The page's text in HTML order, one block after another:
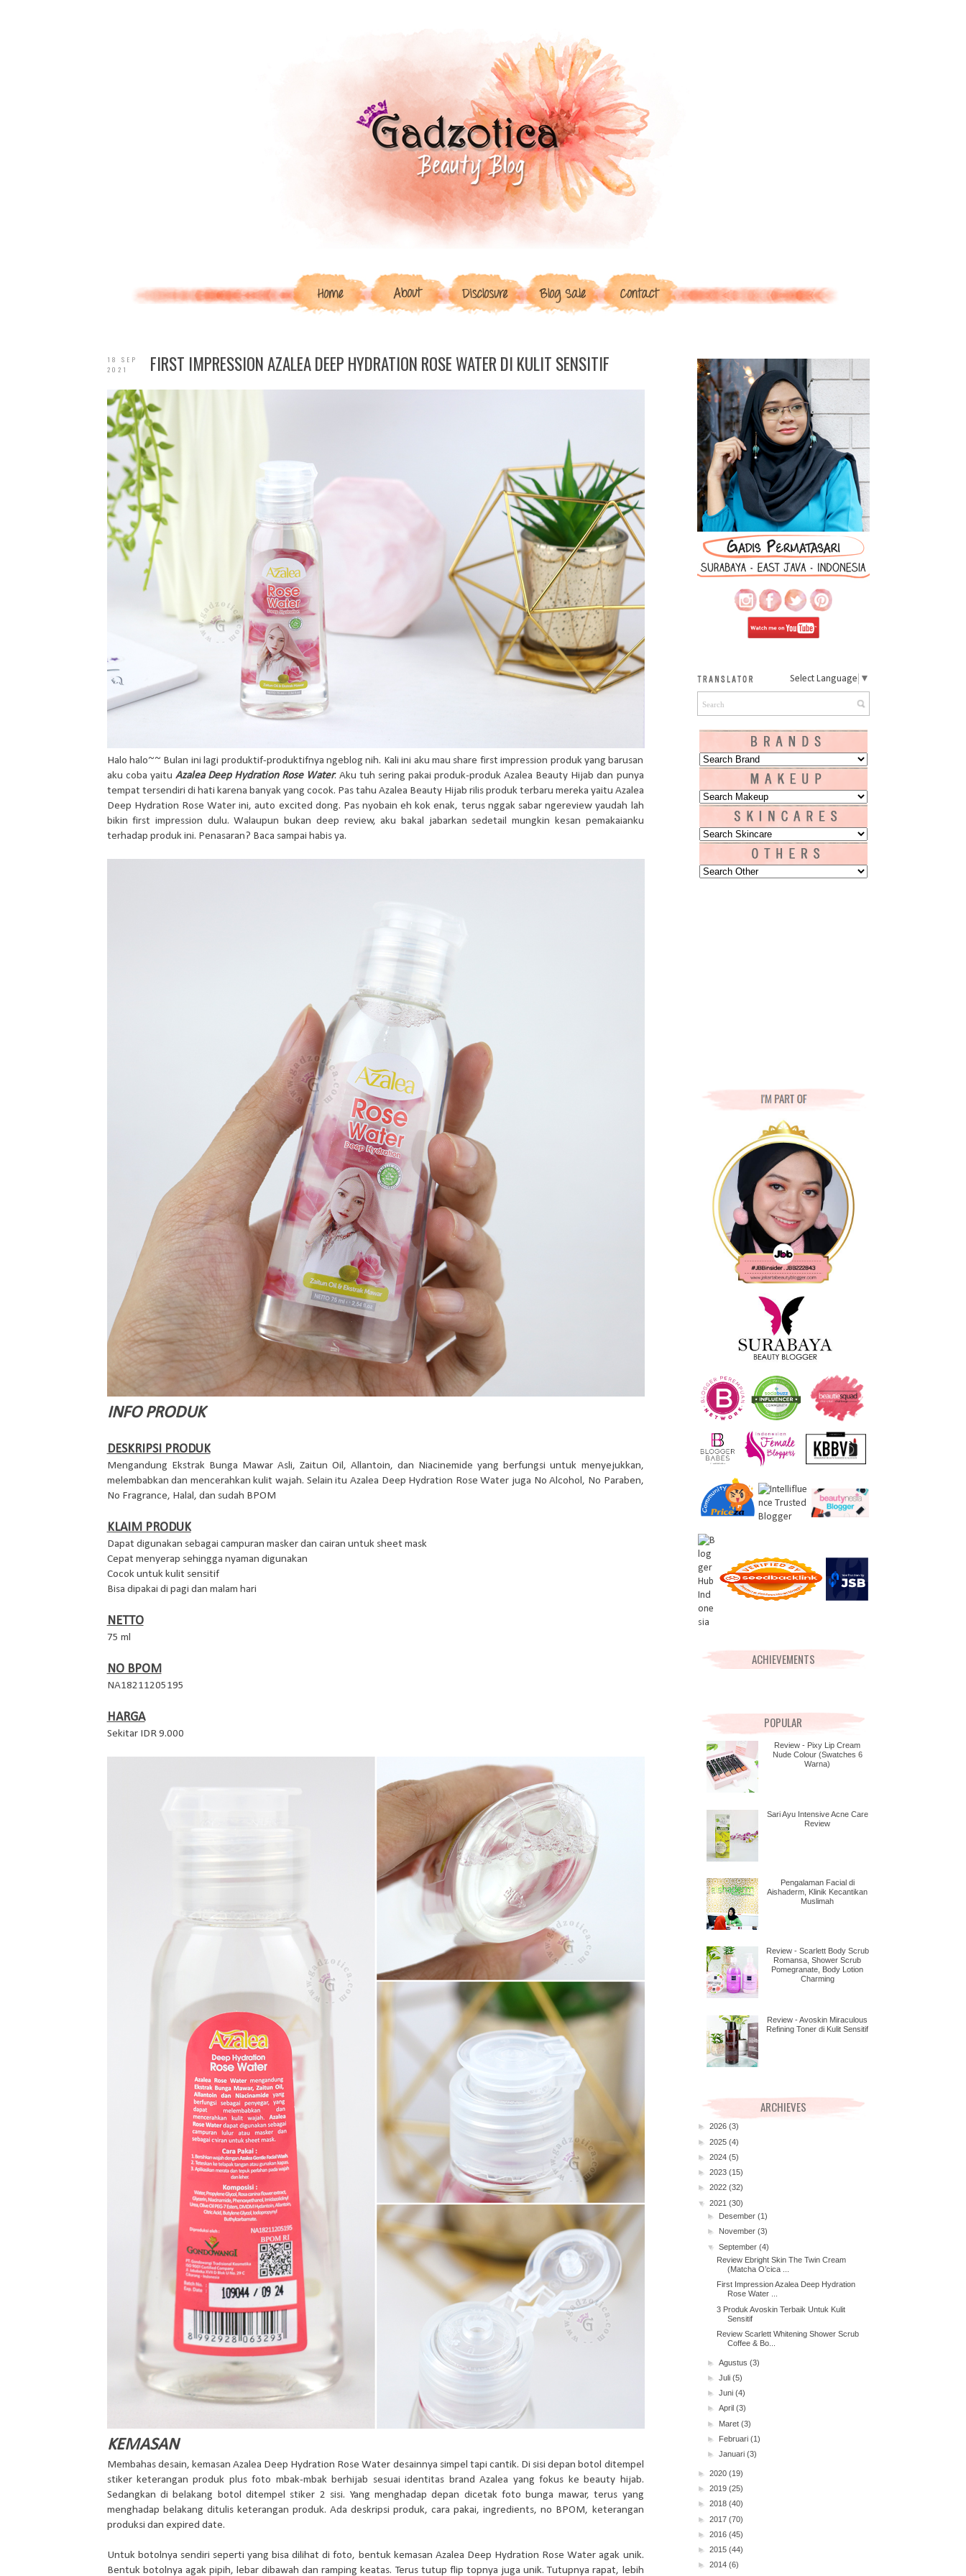
18 SEP
2021
FIRST IMPRESSION AZALEA DEEP HYDRATION ROSE WATER DI KULIT SENSITIF
Halo halo~~ Bulan ini lagi produktif-produktifnya ngeblog nih. Kali ini aku mau share first impression produk yang barusan
aku coba yaitu Azalea Deep Hydration Rose Water. Aku tuh sering pakai produk-produk Azalea Beauty Hijab dan punya
tempat tersendiri di hati karena banyak yang cocok. Pas tahu Azalea Beauty Hijab rilis produk terbaru mereka yaitu Azalea
Deep Hydration Rose Water ini, auto excited dong. Pas nyobain eh kok enak, terus nggak sabar ngereview yaudah lah
bikin first impression dulu. Walaupun bukan deep review, aku bakal jabarkan sedetail mungkin kesan pemakaianku
terhadap produk ini. Penasaran? Baca sampai habis ya.
INFO PRODUK
DESKRIPSI PRODUK
Mengandung Ekstrak Bunga Mawar Asli, Zaitun Oil, Allantoin, dan Niacinemide yang berfungsi untuk menyejukkan,
melembabkan dan mencerahkan kulit wajah. Selain itu Azalea Deep Hydration Rose Water juga No Alcohol, No Paraben,
No Fragrance, Halal, dan sudah BPOM
KLAIM PRODUK
Dapat digunakan sebagai campuran masker dan cairan untuk sheet mask
Cepat menyerap sehingga nyaman digunakan
Cocok untuk kulit sensitif
Bisa dipakai di pagi dan malam hari
NETTO
75 ml
NO BPOM
NA18211205195
HARGA
Sekitar IDR 9.000
KEMASAN
Membahas desain, kemasan Azalea Deep Hydration Rose Water desainnya simpel tapi cantik. Di sisi depan botol ditempel
stiker keterangan produk plus foto mbak-mbak berhijab sesuai identitas brand Azalea yang fokus ke beauty hijab.
Sedangkan di belakang botol ditempel stiker 2 sisi. Yang menghadap depan dicetak foto bunga mawar, terus yang
menghadap belakang ditulis keterangan produk. Ada deskripsi produk, cara pakai, ingredients, no BPOM, keterangan
produksi dan expired date.
Untuk botolnya sendiri seperti yang bisa dilihat di foto, bentuk kemasan Azalea Deep Hydration Rose Water agak unik.
Bentuk botolnya agak pipih, lebar dibawah dan ramping keatas. Terus tutup flip topnya juga unik. Tutupnya rapat, lebih
Select Language ▼
ACHIEVEMENTS
POPULAR
Review - Pixy Lip Cream
Nude Colour (Swatches 6
Warna)
Sari Ayu Intensive Acne Care
Review
Pengalaman Facial di
Aishaderm, Klinik Kecantikan
Muslimah
Review - Scarlett Body Scrub
Romansa, Shower Scrub
Pomegranate, Body Lotion
Charming
Review - Avoskin Miraculous
Refining Toner di Kulit Sensitif
ARCHIEVES
► 2026 (3)
► 2025 (4)
► 2024 (5)
► 2023 (15)
► 2022 (32)
▼ 2021 (30)
►
Desember (1)
►
November (3)
▼ September (4)
Review Ebright Skin The Twin Cream
(Matcha O’cica ...
First Impression Azalea Deep Hydration
Rose Water ...
3 Produk Avoskin Terbaik Untuk Kulit
Sensitif
Review Scarlett Whitening Shower Scrub
Coffee & Bo...
► Agustus (3)
► Juli (5)
► Juni (4)
► April (3)
►
Maret (3)
►
Februari (1)
► Januari (3)
► 2020 (19)
► 2019 (25)
► 2018 (40)
► 2017 (70)
► 2016 (45)
► 2015 (44)
► 2014 (6)